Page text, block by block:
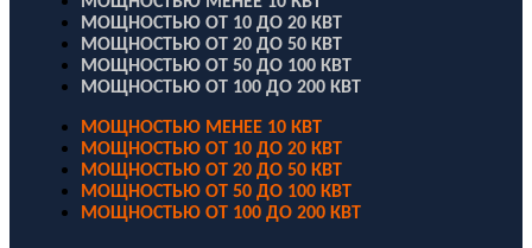
МОЩНОСТЬЮ ОТ 10 ДО 20 КВТ
МОЩНОСТЬЮ ОТ 20 ДО 50 КВТ
МОЩНОСТЬЮ ОТ 50 ДО 100 КВТ
МОЩНОСТЬЮ ОТ 100 ДО 200 КВТ
МОЩНОСТЬЮ МЕНЕЕ 10 КВТ
МОЩНОСТЬЮ ОТ 10 ДО 20 КВТ
МОЩНОСТЬЮ ОТ 20 ДО 50 КВТ
МОЩНОСТЬЮ ОТ 50 ДО 100 КВТ
МОЩНОСТЬЮ ОТ 100 ДО 200 КВТ